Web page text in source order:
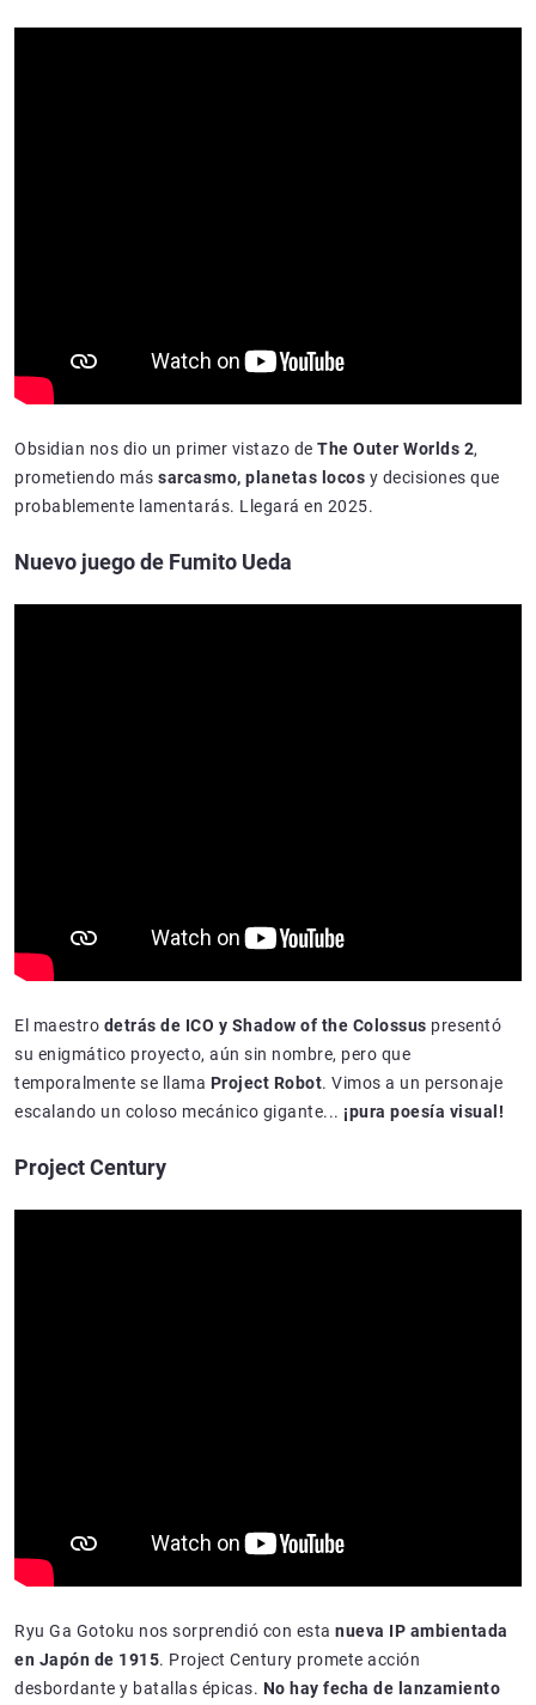
Obsidian nos dio un primer vistazo de The Outer Worlds 2,
prometiendo más sarcasmo, planetas locos y decisiones que
probablemente lamentarás. Llegará en 2025.
Nuevo juego de Fumito Ueda
El maestro detrás de ICO y Shadow of the Colossus presentó
su enigmático proyecto, aún sin nombre, pero que
temporalmente se llama Project Robot. Vimos a un personaje
escalando un coloso mecánico gigante... ¡pura poesía visual!
Project Century
Ryu Ga Gotoku nos sorprendió con esta nueva IP ambientada
en Japón de 1915. Project Century promete acción
desbordante y batallas épicas. No hay fecha de lanzamiento